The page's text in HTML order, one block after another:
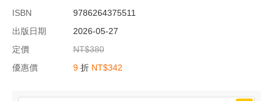
ISBN
9786264375511
出版日期
2026-05-27
定價
NT$380
優惠價
9 折 NT$342